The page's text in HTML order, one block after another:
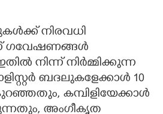
നിരവധി
ഗവേഷണങ്ങൾ
നിന്ന് നിർമ്മിക്കുന്ന
ബദലുകളേക്കാൾ 10
കമ്പിളിയേക്കാൾ
അംഗീകൃത